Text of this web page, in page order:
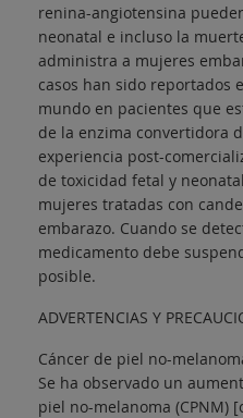
renina-angiotensina
neonatal e incluso la
administra a mujeres
casos han sido reportados
mundo en pacientes que
de la enzima convertidora
experiencia post-
de toxicidad fetal y
mujeres tratadas con
embarazo. Cuando se
medicamento debe
posible.
ADVERTENCIAS Y
Cáncer de piel no-
Se ha observado un
piel no-melanoma (CPNM)